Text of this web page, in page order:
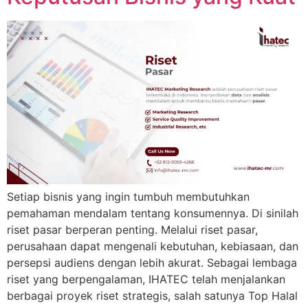
Setiap bisnis yang ingin tumbuh membutuhkan
pemahaman mendalam tentang konsumennya. Di sinilah
riset pasar berperan penting. Melalui riset pasar,
perusahaan dapat mengenali kebutuhan, kebiasaan, dan
persepsi audiens dengan lebih akurat. Sebagai lembaga
riset yang berpengalaman, IHATEC telah menjalankan
berbagai proyek riset strategis, salah satunya Top Halal